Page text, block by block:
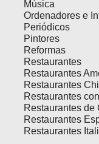
Música
Ordenadores e
Periódicos
Pintores
Reformas
Restaurantes
Restaurantes
Restaurantes
Restaurantes
Restaurantes de
Restaurantes
Restaurantes